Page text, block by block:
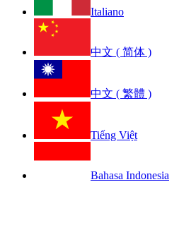
Italiano
中文 ( 简体 )
中文 ( 繁體 )
Tiếng Việt
Bahasa Indonesia